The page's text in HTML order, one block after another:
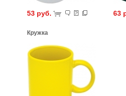
53 руб. 63
Кружка